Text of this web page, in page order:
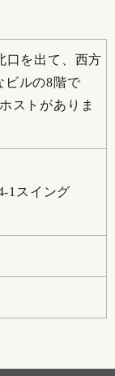
口を出て、西方
ビルの8階で
ストがありま
1スイング